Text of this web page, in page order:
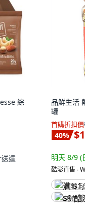
綜
達
品鮮生活
罐
首購折扣價
40%
明天 8/9 (
酷澎直售 ∙
满
$9 酷